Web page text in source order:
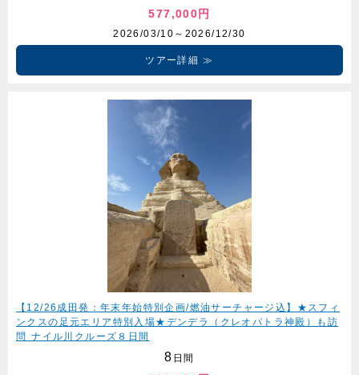
577,000円
2026/03/10～2026/12/30
ツアー詳細
【12/26成田発：年末年始特別企画/燃油サーチャージ込】★スフィ
ンクスの足元エリア特別入場★デンデラ（クレオパトラ神殿）も訪
問 ナイル川クルーズ８日間
8 日間